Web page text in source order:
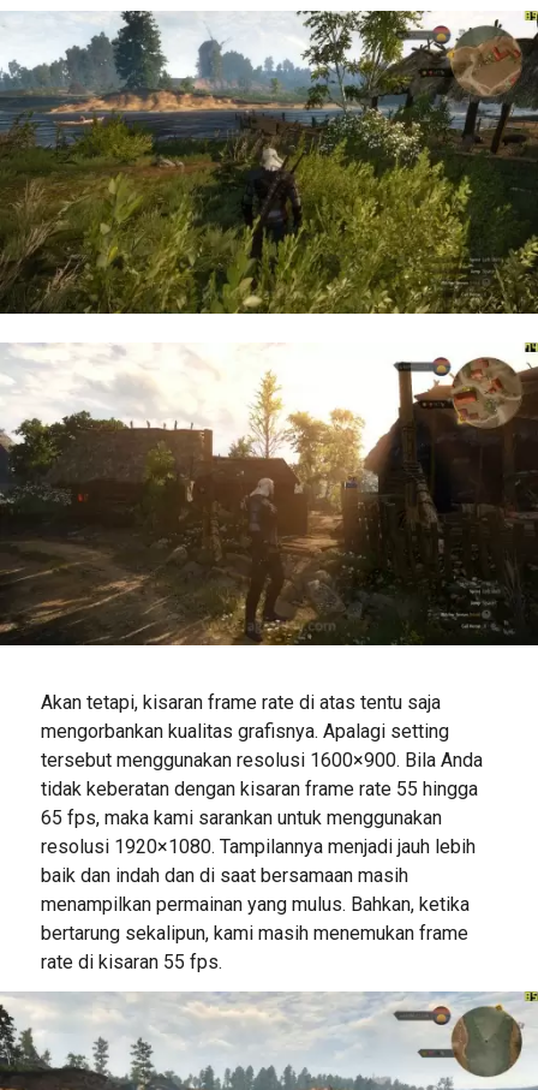
Akan tetapi, kisaran frame rate di atas tentu saja
mengorbankan kualitas grafisnya. Apalagi setting
tersebut menggunakan resolusi 1600×900. Bila Anda
tidak keberatan dengan kisaran frame rate 55 hingga
65 fps, maka kami sarankan untuk menggunakan
resolusi 1920×1080. Tampilannya menjadi jauh lebih
baik dan indah dan di saat bersamaan masih
menampilkan permainan yang mulus. Bahkan, ketika
bertarung sekalipun, kami masih menemukan frame
rate di kisaran 55 fps.